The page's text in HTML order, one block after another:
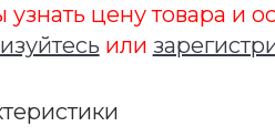
узнать цену товара и
или